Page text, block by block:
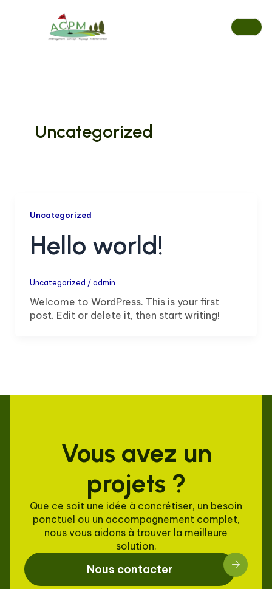
Uncategorized
Uncategorized
Hello world!
Uncategorized / admin
Welcome to WordPress. This is your first
post. Edit or delete it, then start writing!
Vous avez un
projets ?
Que ce soit une idée à concrétiser, un besoin
ponctuel ou un accompagnement complet,
nous vous aidons à trouver la meilleure
solution.
Nous contacter